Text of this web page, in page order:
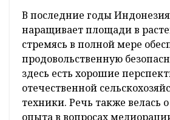
В последние годы
наращивает площади в
стремясь в полной мере
продовольственную
здесь есть хорошие
отечественной
техники. Речь также велась
опыта в вопросах